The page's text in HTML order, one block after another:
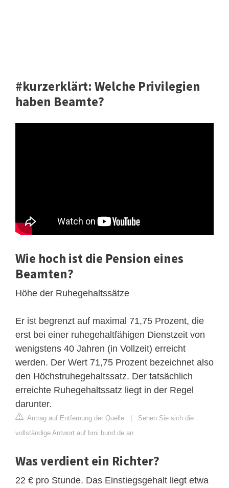
#kurzerklärt: Welche Privilegien
haben Beamte?
Wie hoch ist die Pension eines
Beamten?
Höhe der Ruhegehaltssätze
Er ist begrenzt auf maximal 71,75 Prozent, die
erst bei einer ruhegehaltfähigen Dienstzeit von
wenigstens 40 Jahren (in Vollzeit) erreicht
werden. Der Wert 71,75 Prozent bezeichnet also
den Höchstruhegehaltssatz. Der tatsächlich
erreichte Ruhegehaltssatz liegt in der Regel
darunter.
Antrag auf Entfernung der Quelle | Sehen Sie sich die
vollständige Antwort auf bmi.bund.de an
Was verdient ein Richter?
22 € pro Stunde. Das Einstiegsgehalt liegt etwa